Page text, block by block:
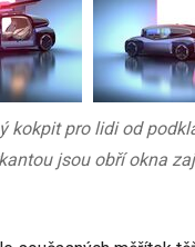
kokpit pro lidi od
jsou obří okna